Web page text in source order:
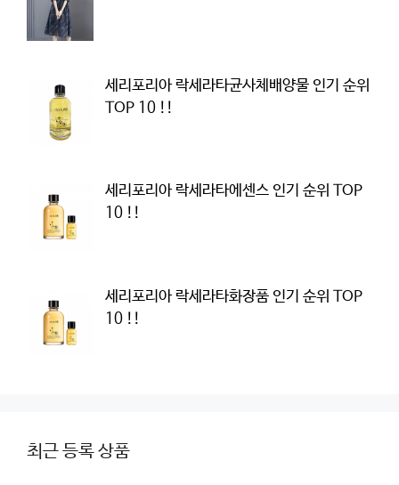
세리포리아 락세라타균사체배양물 인기 순위
TOP 10 !!
세리포리아 락세라타에센스 인기 순위 TOP
10 !!
세리포리아 락세라타화장품 인기 순위 TOP
10 !!
최근 등록 상품